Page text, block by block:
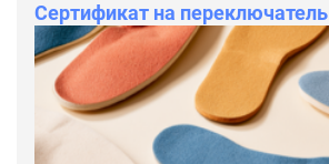
Сертификат на переключатель